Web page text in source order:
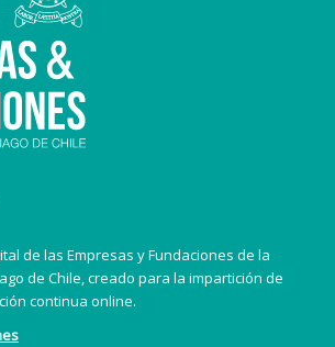
de las Empresas y Fundaciones de la
de Chile, creado para la impartición de
continua online.